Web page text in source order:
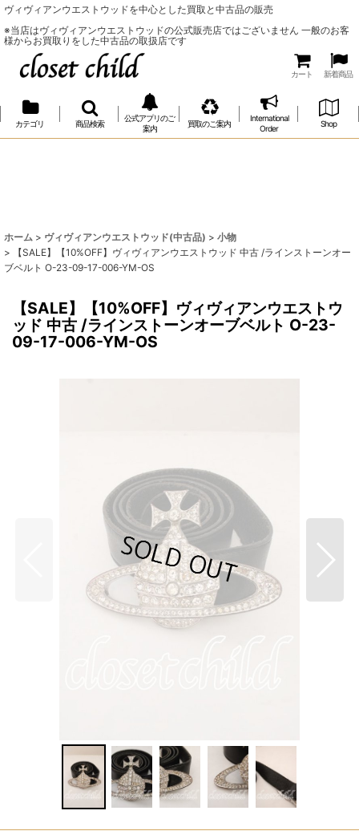
ヴィヴィアンウエストウッドを中心とした買取と中古品の販売
※当店はヴィヴィアンウエストウッドの公式販売店ではございません 一般のお客
様からお買取りをした中古品の取扱店です
カート 新着商品
カテゴリ 商品検索
公式アプリのご
案内
買取のご案内
International
Order
Shop
ホーム > ヴィヴィアンウエストウッド(中古品) > 小物
>
【SALE】【10%OFF】ヴィヴィアンウエストウッド 中古 /ラインストーンオー
ブベルト O-23-09-17-006-YM-OS
【SALE】【10%OFF】ヴィヴィアンウエストウ
ッド 中古 /ラインストーンオーブベルト O-23-
09-17-006-YM-OS